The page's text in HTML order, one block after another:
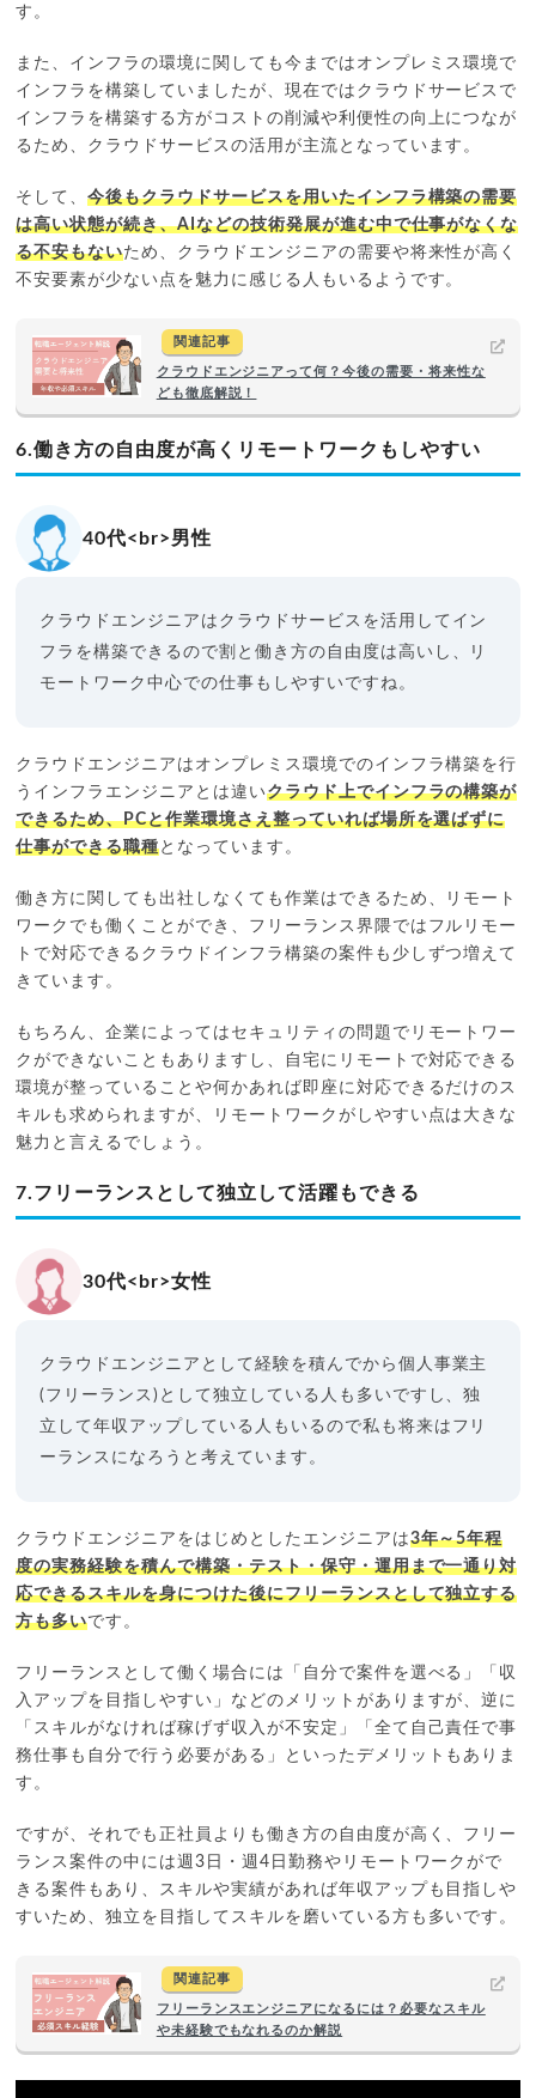
す。
また、インフラの環境に関しても今まではオンプレミス環境で
インフラを構築していましたが、現在ではクラウドサービスで
インフラを構築する方がコストの削減や利便性の向上につなが
るため、クラウドサービスの活用が主流となっています。
そして、今後もクラウドサービスを用いたインフラ構築の需要
は高い状態が続き、AIなどの技術発展が進む中で仕事がなくな
る不安もないため、クラウドエンジニアの需要や将来性が高く
不安要素が少ない点を魅力に感じる人もいるようです。
関連記事
クラウドエンジニアって何？今後の需要・将来性な
ども徹底解説！
6.働き方の自由度が高くリモートワークもしやすい
40代<br>男性
クラウドエンジニアはクラウドサービスを活用してイン
フラを構築できるので割と働き方の自由度は高いし、リ
モートワーク中心での仕事もしやすいですね。
クラウドエンジニアはオンプレミス環境でのインフラ構築を行
うインフラエンジニアとは違いクラウド上でインフラの構築が
できるため、PCと作業環境さえ整っていれば場所を選ばずに
仕事ができる職種となっています。
働き方に関しても出社しなくても作業はできるため、リモート
ワークでも働くことができ、フリーランス界隈ではフルリモー
トで対応できるクラウドインフラ構築の案件も少しずつ増えて
きています。
もちろん、企業によってはセキュリティの問題でリモートワー
クができないこともありますし、自宅にリモートで対応できる
環境が整っていることや何かあれば即座に対応できるだけのス
キルも求められますが、リモートワークがしやすい点は大きな
魅力と言えるでしょう。
7.フリーランスとして独立して活躍もできる
30代<br>女性
クラウドエンジニアとして経験を積んでから個人事業主
(フリーランス)として独立している人も多いですし、独
立して年収アップしている人もいるので私も将来はフリ
ーランスになろうと考えています。
クラウドエンジニアをはじめとしたエンジニアは3年～5年程
度の実務経験を積んで構築・テスト・保守・運用まで一通り対
応できるスキルを身につけた後にフリーランスとして独立する
方も多いです。
フリーランスとして働く場合には「自分で案件を選べる」「収
入アップを目指しやすい」などのメリットがありますが、逆に
「スキルがなければ稼げず収入が不安定」「全て自己責任で事
務仕事も自分で行う必要がある」といったデメリットもありま
す。
ですが、それでも正社員よりも働き方の自由度が高く、フリー
ランス案件の中には週3日・週4日勤務やリモートワークがで
きる案件もあり、スキルや実績があれば年収アップも目指しや
すいため、独立を目指してスキルを磨いている方も多いです。
関連記事
フリーランスエンジニアになるには？必要なスキル
や未経験でもなれるのか解説